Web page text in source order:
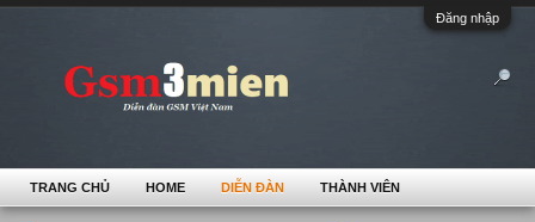
Đăng nhập
TRANG CHỦ HOME DIỄN ĐÀN THÀNH VIÊN